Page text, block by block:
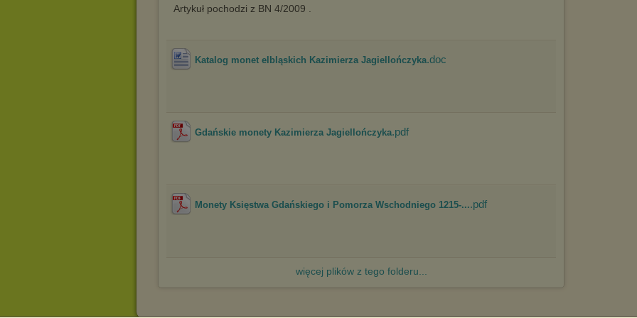
Artykuł pochodzi z BN 4/2009 .
Katalog monet elbląskich Kazimierza Jagiellończyka.doc
Gdańskie monety Kazimierza Jagiellończyka.pdf
Monety Księstwa Gdańskiego i Pomorza Wschodniego 1215-....pdf
więcej plików z tego folderu...